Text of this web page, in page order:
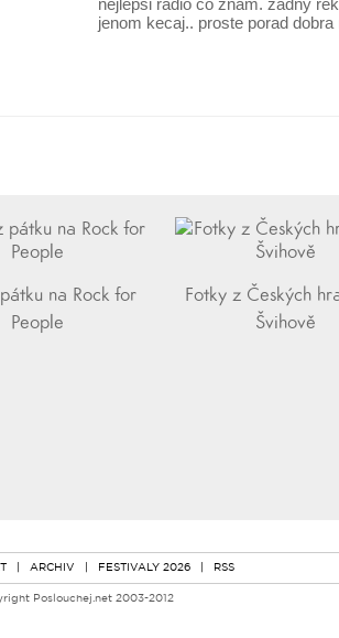
nejlepsi radio co znam. zadny
jenom kecaj.. proste porad
na Rock for
People
Fotky z Českých
Švihově
| ARCHIV | FESTIVALY 2026 | RSS
Poslouchej.net 2003-2012